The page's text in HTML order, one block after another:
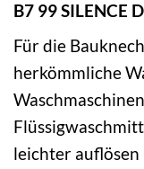
B7 99 SILENCE
Für die
herkömmliche
leichter